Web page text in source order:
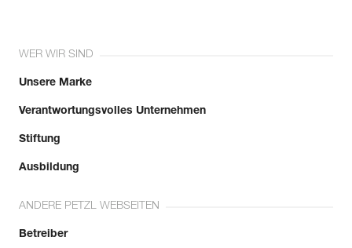
WER WIR SIND
Unsere Marke
Verantwortungsvolles Unternehmen
Stiftung
Ausbildung
ANDERE PETZL WEBSEITEN
Betreiber